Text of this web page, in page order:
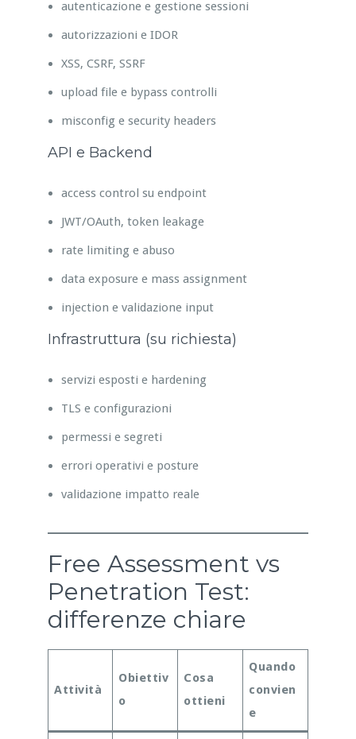
autenticazione e gestione sessioni
autorizzazioni e IDOR
XSS, CSRF, SSRF
upload file e bypass controlli
misconfig e security headers
API e Backend
access control su endpoint
JWT/OAuth, token leakage
rate limiting e abuso
data exposure e mass assignment
injection e validazione input
Infrastruttura (su richiesta)
servizi esposti e hardening
TLS e configurazioni
permessi e segreti
errori operativi e posture
validazione impatto reale
Free Assessment vs
Penetration Test:
differenze chiare
Attività
Obiettiv
o
Cosa
ottieni
Quando
convien
e